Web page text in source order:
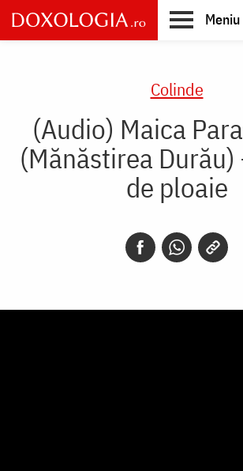
Skip
to
main
Meniu
Colinde
(Audio) Maica
(Mănăstirea Durău)
de ploaie